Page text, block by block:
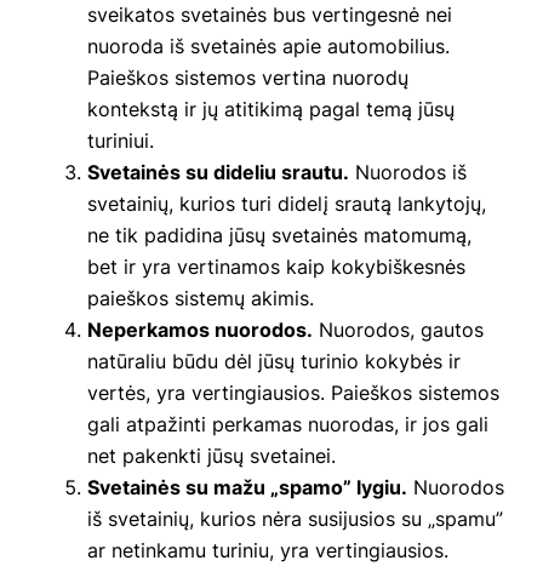
sveikatos svetainės bus vertingesnė nei
nuoroda iš svetainės apie automobilius.
Paieškos sistemos vertina nuorodų
kontekstą ir jų atitikimą pagal temą jūsų
turiniui.
Svetainės su dideliu srautu. Nuorodos iš
svetainių, kurios turi didelį srautą lankytojų,
ne tik padidina jūsų svetainės matomumą,
bet ir yra vertinamos kaip kokybiškesnės
paieškos sistemų akimis.
Neperkamos nuorodos. Nuorodos, gautos
natūraliu būdu dėl jūsų turinio kokybės ir
vertės, yra vertingiausios. Paieškos sistemos
gali atpažinti perkamas nuorodas, ir jos gali
net pakenkti jūsų svetainei.
Svetainės su mažu „spamo” lygiu. Nuorodos
iš svetainių, kurios nėra susijusios su „spamu”
ar netinkamu turiniu, yra vertingiausios.